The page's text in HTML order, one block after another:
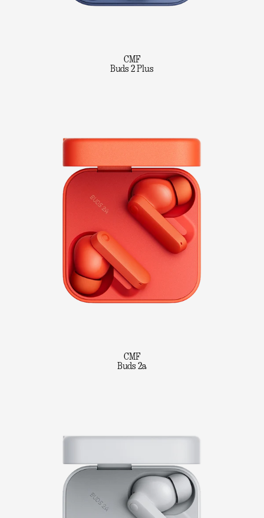
CMF
Buds 2 Plus
CMF
Buds 2a